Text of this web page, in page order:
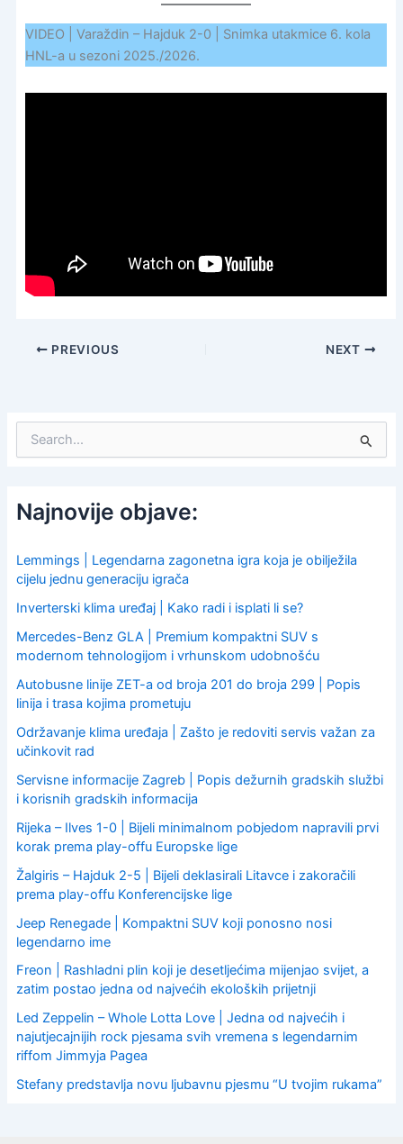
VIDEO | Varaždin – Hajduk 2-0 | Snimka utakmice 6. kola
HNL-a u sezoni 2025./2026.
PREVIOUS NEXT
c
h
o
r
Najnovije objave:
Lemmings | Legendarna zagonetna igra koja je obilježila
cijelu jednu generaciju igrača
Inverterski klima uređaj | Kako radi i isplati li se?
Mercedes-Benz GLA | Premium kompaktni SUV s
modernom tehnologijom i vrhunskom udobnošću
Autobusne linije ZET-a od broja 201 do broja 299 | Popis
linija i trasa kojima prometuju
Održavanje klima uređaja | Zašto je redoviti servis važan za
učinkovit rad
Servisne informacije Zagreb | Popis dežurnih gradskih službi
i korisnih gradskih informacija
Rijeka – Ilves 1-0 | Bijeli minimalnom pobjedom napravili prvi
korak prema play-offu Europske lige
Žalgiris – Hajduk 2-5 | Bijeli deklasirali Litavce i zakoračili
prema play-offu Konferencijske lige
Jeep Renegade | Kompaktni SUV koji ponosno nosi
legendarno ime
Freon | Rashladni plin koji je desetljećima mijenjao svijet, a
zatim postao jedna od najvećih ekoloških prijetnji
Led Zeppelin – Whole Lotta Love | Jedna od najvećih i
najutjecajnijih rock pjesama svih vremena s legendarnim
riffom Jimmyja Pagea
Stefany predstavlja novu ljubavnu pjesmu “U tvojim rukama”